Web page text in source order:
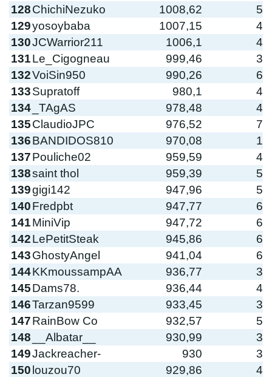
128ChichiNezuko 1008,62
5
129yosoybaba 1007,15
4
130JCWarrior211 1006,1
4
131Le_Cigogneau 999,46
3
132VoiSin950 990,26
6
133Supratoff 980,1
4
134
_TAgAS 978,48
4
135ClaudioJPC 976,52
7
136BANDIDOS810 970,08
1
137Pouliche02 959,59
4
138saint thol 959,39
5
139gigi142 947,96
5
140Fredpbt 947,77
6
141MiniVip 947,72
6
142LePetitSteak 945,86
6
143GhostyAngel 941,04
6
144KKmoussampAA 936,77
3
145Dams78. 936,44
4
146Tarzan9599 933,45
3
147RainBow Co 932,57
5
148
__Albatar__ 930,99
3
149Jackreacher- 930
3
150louzou70 929,86
4